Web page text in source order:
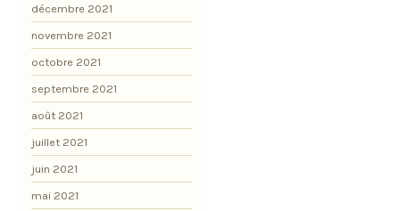
décembre 2021
novembre 2021
octobre 2021
septembre 2021
août 2021
juillet 2021
juin 2021
mai 2021